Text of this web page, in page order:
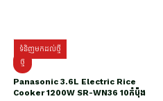
ទំនិញមកដល់ថ្មី
ថ្មី
Panasonic 3.6L Electric Rice
Cooker 1200W SR-WN36 10កំប៉ុង